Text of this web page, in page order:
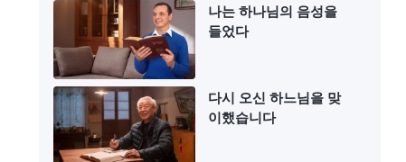
나는 하나님의 음성을
들었다
다시 오신 하느님을 맞
이했습니다